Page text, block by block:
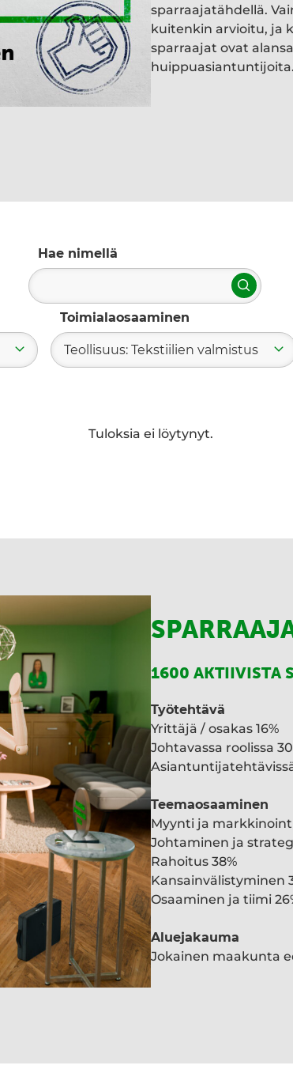
sparraajatähdellä.
kuitenkin arvioitu, ja
sparraajat ovat alansa
huippuasiantuntijoita.
Hae nimellä
Hae
Toimialaosaaminen
Teollisuus: Tekstiilien valmistus
Tuloksia ei löytynyt.
1600 AKTIIVISTA
Työtehtävä
Yrittäjä / osakas 16%
Johtavassa roolissa
Asiantuntijatehtävissä
Teemaosaaminen
Myynti ja markkinointi
Johtaminen ja
Rahoitus 38%
Kansainvälistyminen
Osaaminen ja tiimi
Aluejakauma
Jokainen maakunta